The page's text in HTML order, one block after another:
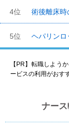
4位 術後離床時
5位 ヘパリンロ
【PR】転職しよう
ービスの利用がおす
ナー